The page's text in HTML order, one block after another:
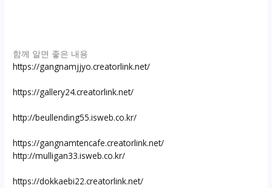
함께 알면 좋은 내용
https://gangnamjjyo.creatorlink.net/
https://gallery24.creatorlink.net/
http://beullending55.isweb.co.kr/
https://gangnamtencafe.creatorlink.net/
http://mulligan33.isweb.co.kr/
https://dokkaebi22.creatorlink.net/